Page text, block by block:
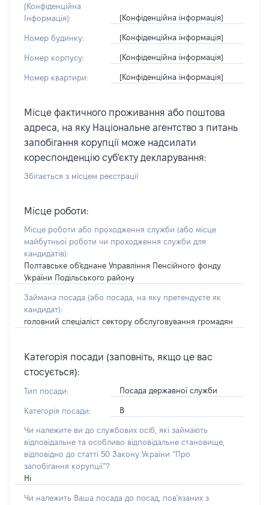
[Конфіденційна
Інформація]:
[Конфіденційна інформація]
Номер будинку: [Конфіденційна інформація]
Номер корпусу: [Конфіденційна інформація]
Номер квартири: [Конфіденційна інформація]
Місце фактичного проживання або поштова
адреса, на яку Національне агентство з питань
запобігання корупції може надсилати
кореспонденцію суб'єкту декларування:
Збігається з місцем реєстрації
Місце роботи:
Місце роботи або проходження служби (або місце
майбутньої роботи чи проходження служби для
кандидатів):
Полтавське об'єднане Управління Пенсійного фонду
України Подільського району
Займана посада (або посада, на яку претендуєте як
кандидат):
головний спеціаліст сектору обслуговування громадян
Категорія посади (заповніть, якщо це вас
стосується):
Тип посади: Посада державної служби
Категорія посади: В
Чи належите ви до службових осіб, які займають
відповідальне та особливо відповідальне становище,
відповідно до статті 50 Закону України “Про
запобігання корупції”?
Ні
Чи належить Ваша посада до посад, пов'язаних з